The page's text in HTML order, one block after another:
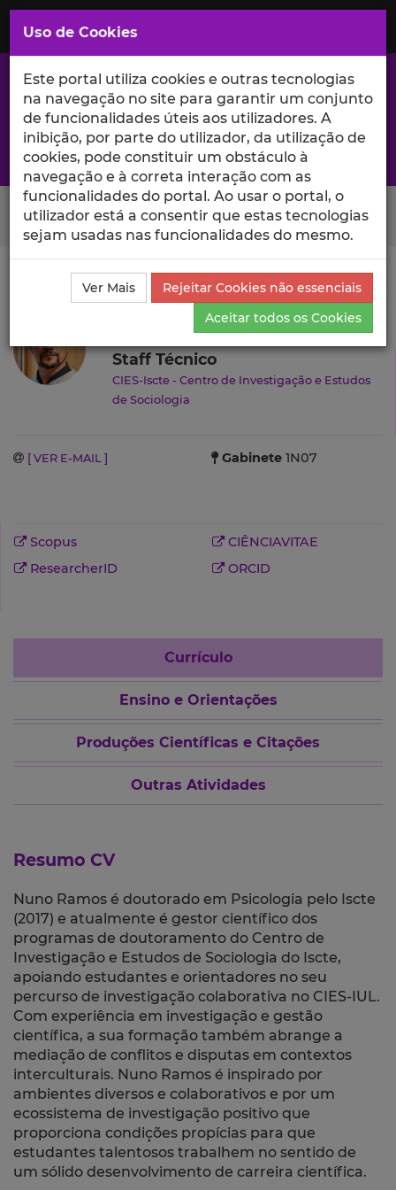
Saltar
para
Conteúdo
Principal
A excelência da investigação e ciência no Iscte
Search Button
Ciência_Iscte Autores Nuno Ramos Currículo
Nuno Ramos
Staff Técnico
CIES-Iscte - Centro de Investigação e Estudos
de Sociologia
[ VER E-MAIL ] Gabinete 1N07
Scopus
CIÊNCIAVITAE
ResearcherID
ORCID
Currículo
Ensino e Orientações
Produções Científicas e Citações
Outras Atividades
Resumo CV
Nuno Ramos é doutorado em Psicologia pelo Iscte
(2017) e atualmente é gestor científico dos
programas de doutoramento do Centro de
Investigação e Estudos de Sociologia do Iscte,
apoiando estudantes e orientadores no seu
percurso de investigação colaborativa no CIES-IUL.
Com experiência em investigação e gestão
científica, a sua formação também abrange a
mediação de conflitos e disputas em contextos
interculturais. Nuno Ramos é inspirado por
ambientes diversos e colaborativos e por um
ecossistema de investigação positivo que
proporciona condições propícias para que
estudantes talentosos trabalhem no sentido de
um sólido desenvolvimento de carreira científica.
Uso de Cookies
Este portal utiliza cookies e outras tecnologias
na navegação no site para garantir um conjunto
de funcionalidades úteis aos utilizadores. A
inibição, por parte do utilizador, da utilização de
cookies, pode constituir um obstáculo à
navegação e à correta interação com as
funcionalidades do portal. Ao usar o portal, o
utilizador está a consentir que estas tecnologias
sejam usadas nas funcionalidades do mesmo.
Ver Mais
Rejeitar Cookies não essenciais
Aceitar todos os Cookies